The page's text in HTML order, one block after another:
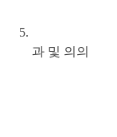
과 및 의의